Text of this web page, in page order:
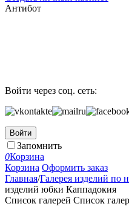
Антибот
Войти через соц. сеть:
Войти
Запомнить
0Корзина
Корзина Оформить заказ
Главная/Галерея изделий по
изделий юбки Каппадокия
Список галерей Список